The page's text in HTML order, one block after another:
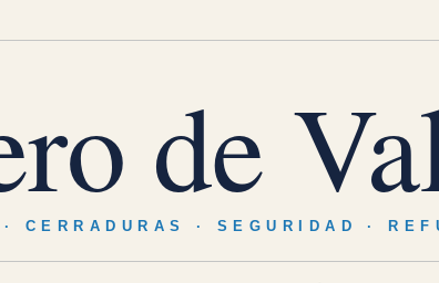
de
CERRADURAS · SEGURIDAD ·